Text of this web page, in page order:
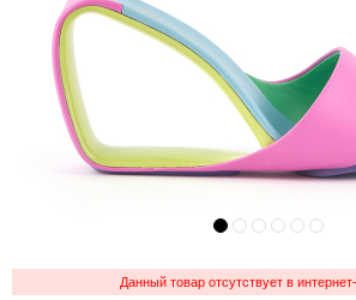
Данный товар отсутствует в